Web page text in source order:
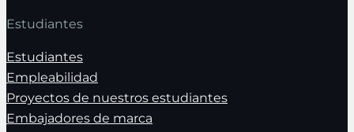
Estudiantes
Estudiantes
Empleabilidad
Proyectos de nuestros estudiantes
Embajadores de marca